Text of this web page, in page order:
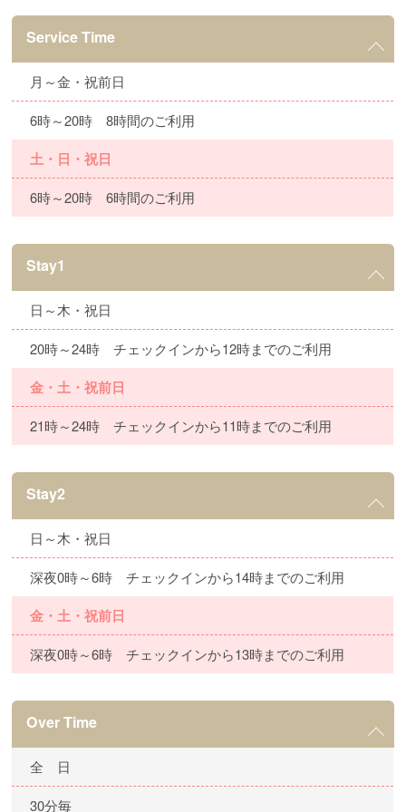
Service Time
月～金・祝前日
6時～20時 8時間のご利用
土・日・祝日
6時～20時 6時間のご利用
Stay1
日～木・祝日
20時～24時 チェックインから12時までのご利用
金・土・祝前日
21時～24時 チェックインから11時までのご利用
Stay2
日～木・祝日
深夜0時～6時 チェックインから14時までのご利用
金・土・祝前日
深夜0時～6時 チェックインから13時までのご利用
Over Time
全 日
30分毎